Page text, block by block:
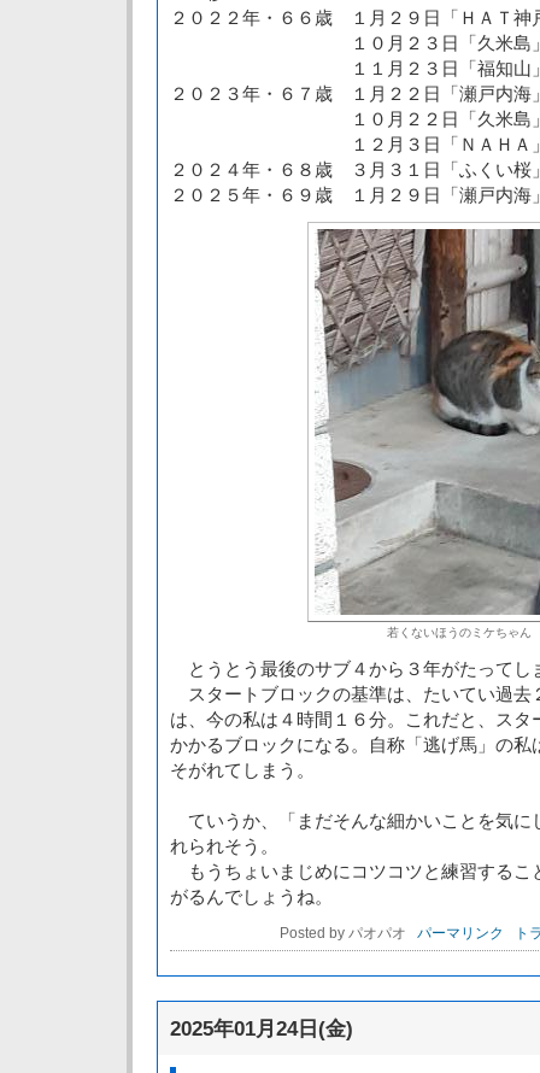
２０２２年・６６歳 １月２９日「ＨＡＴ神
１０月２３日「久米島」４時
１１月２３日「福知山」４時
２０２３年・６７歳 １月２２日「瀬戸内海
１０月２２日「久米島」４時
１２月３日「ＮＡＨＡ」４時
２０２４年・６８歳 ３月３１日「ふくい桜
２０２５年・６９歳 １月２９日「瀬戸内海
若くないほうのミケちゃん
とうとう最後のサブ４から３年がたってし
スタートブロックの基準は、たいてい過去
は、今の私は４時間１６分。これだと、ス
かかるブロックになる。自称「逃げ馬」の私
そがれてしまう。
ていうか、「まだそんな細かいことを気に
れられそう。
もうちょいまじめにコツコツと練習するこ
がるんでしょうね。
Posted by パオパオ パーマリンク ト
2025年01月24日(金)